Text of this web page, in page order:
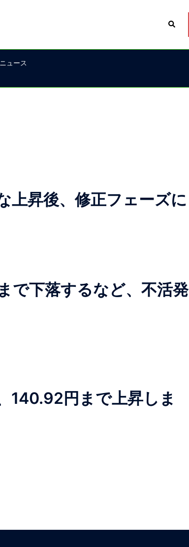
検
索
ュース
上昇後、修正フェーズに
で下落するなど、不活発
140.92円まで上昇しま